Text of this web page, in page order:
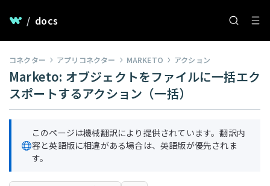
/ docs
コネクター アプリコネクター MARKETO アクション
Marketo: オブジェクトをファイルに一括エク
スポートするアクション（一括）
このページは機械翻訳により提供されています。翻訳内
容と英語版に相違がある場合は、英語版が優先されま
す。